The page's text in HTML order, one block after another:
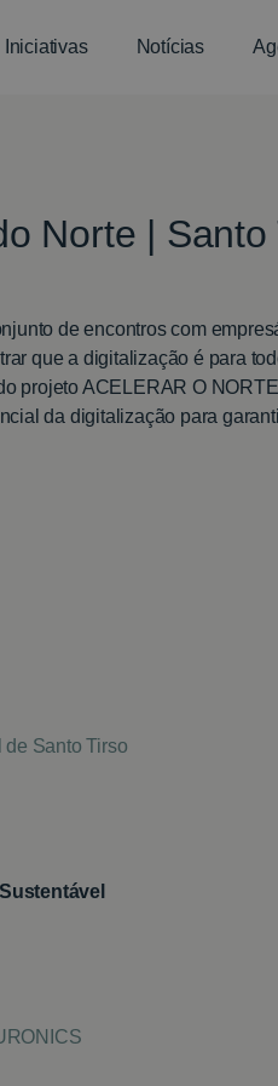
Iniciativas Notícias
Norte | Santo
de encontros com
que a digitalização é para
projeto ACELERAR O
da digitalização para
Santo Tirso